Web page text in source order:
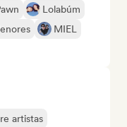
Lolabúm
MIEL
artistas